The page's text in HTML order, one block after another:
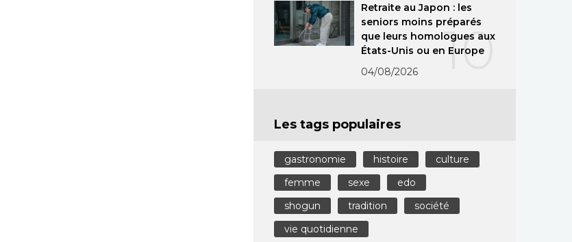
10
Retraite au Japon : les
seniors moins préparés
que leurs homologues aux
États-Unis ou en Europe
04/08/2026
Les tags populaires
gastronomie histoire
culture
femme
sexe
edo
shogun
tradition
société
vie quotidienne